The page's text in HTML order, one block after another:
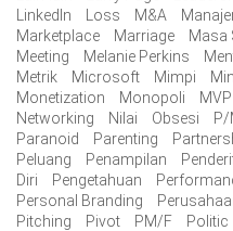
LinkedIn
Loss M&A
Marketplace
Marriage Masa
Meeting
Melanie Perkins
Metrik
Microsoft Mimpi
Monetization
Monopoli MVP
Networking
Nilai Obsesi P/
Paranoid
Parenting
Peluang
Penampilan
Diri
Pengetahuan
Personal Branding
Pitching
Pivot PM/F Politic